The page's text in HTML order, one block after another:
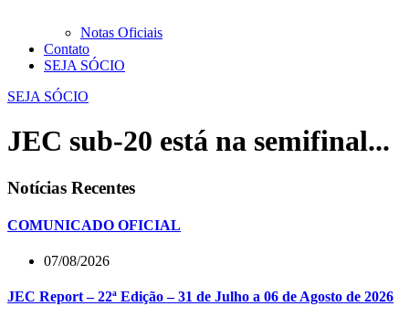
Notas Oficiais
Contato
SEJA SÓCIO
SEJA SÓCIO
JEC sub-20 está na semifinal...
Notícias Recentes
COMUNICADO OFICIAL
07/08/2026
JEC Report – 22ª Edição – 31 de Julho a 06 de Agosto de 2026